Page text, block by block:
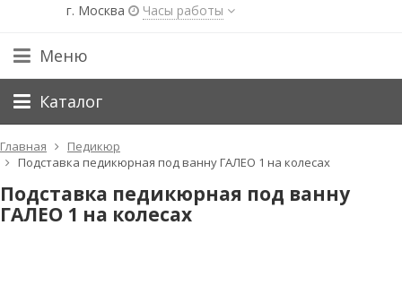
г. Москва Часы работы
Меню
Каталог
Главная
Педикюр
Подставка педикюрная под ванну ГАЛЕО 1 на колесах
Подставка педикюрная под ванну
ГАЛЕО 1 на колесах